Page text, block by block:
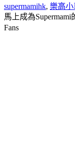
supermamihk, 樂高小
馬上成為Supermami
Fans